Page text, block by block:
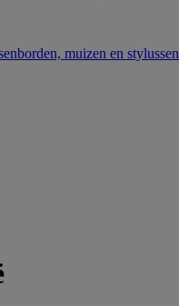
muizen en stylussen